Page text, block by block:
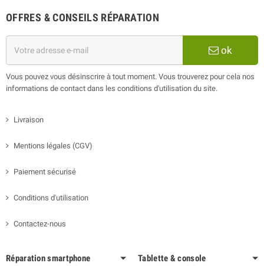
OFFRES & CONSEILS RÉPARATION
ok
Vous pouvez vous désinscrire à tout moment. Vous trouverez pour cela nos
informations de contact dans les conditions d'utilisation du site.
Livraison
Mentions légales (CGV)
Paiement sécurisé
Conditions d'utilisation
Contactez-nous
Réparation smartphone Tablette & console